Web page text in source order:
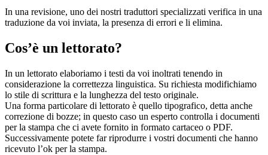
In una revisione, uno dei nostri traduttori specializzati verifica in una
traduzione da voi inviata, la presenza di errori e li elimina.
Cos’è un lettorato?
In un lettorato elaboriamo i testi da voi inoltrati tenendo in
considerazione la correttezza linguistica. Su richiesta modifichiamo
lo stile di scrittura e la lunghezza del testo originale.
Una forma particolare di lettorato è quello tipografico, detta anche
correzione di bozze; in questo caso un esperto controlla i documenti
per la stampa che ci avete fornito in formato cartaceo o PDF.
Successivamente potete far riprodurre i vostri documenti che hanno
ricevuto l’ok per la stampa.